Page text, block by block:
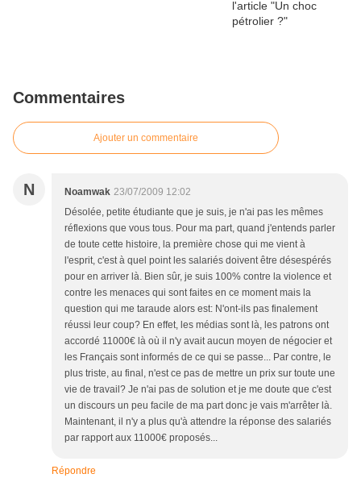
Commentaires
Ajouter un commentaire
N Noamwak 23/07/2009 12:02
Désolée, petite étudiante que je suis, je n'ai pas les mêmes
réflexions que vous tous. Pour ma part, quand j'entends parler
de toute cette histoire, la première chose qui me vient à
l'esprit, c'est à quel point les salariés doivent être désespérés
pour en arriver là. Bien sûr, je suis 100% contre la violence et
contre les menaces qui sont faites en ce moment mais la
question qui me taraude alors est: N'ont-ils pas finalement
réussi leur coup? En effet, les médias sont là, les patrons ont
accordé 11000€ là où il n'y avait aucun moyen de négocier et
les Français sont informés de ce qui se passe... Par contre, le
plus triste, au final, n'est ce pas de mettre un prix sur toute une
vie de travail? Je n'ai pas de solution et je me doute que c'est
un discours un peu facile de ma part donc je vais m'arrêter là.
Maintenant, il n'y a plus qu'à attendre la réponse des salariés
par rapport aux 11000€ proposés...
Répondre